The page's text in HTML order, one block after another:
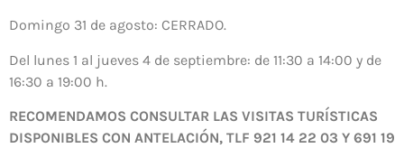
Domingo 31 de agosto: CERRADO.
Del lunes 1 al jueves 4 de septiembre: de 11:30 a 14:00 y de
16:30 a 19:00 h.
RECOMENDAMOS CONSULTAR LAS VISITAS TURÍSTICAS
DISPONIBLES CON ANTELACIÓN, TLF 921 14 22 03 Y 691 19